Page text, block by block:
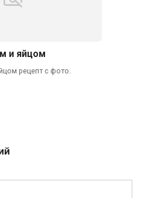
и яйцом
рецепт с фото.